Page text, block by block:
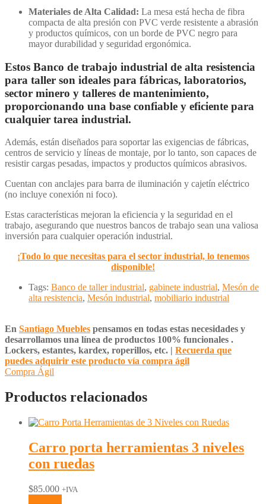
Materiales de Alta Calidad: La mesa está hecha de fibra
compacta de alta presión con PVC verde resistente a abrasión
y productos químicos, con un borde de PVC negro para
mayor durabilidad y seguridad ergonómica.
Estos Banco de trabajo industrial de alta resistencia
para taller son ideales para fábricas, laboratorios,
sector minero y talleres de mantenimiento,
proporcionando una base confiable y eficiente para
cualquier tarea industrial.
Además, están diseñados para soportar las exigencias de fábricas,
centros de servicio y líneas de montaje, por lo tanto, son capaces de
resistir cargas pesadas, impactos y productos químicos abrasivos.
Cuentan con anclajes para barra de iluminación y cajetín eléctrico
(no incluye conexión ni foco).
Estas características mejoran la eficiencia y la seguridad en el
trabajo, asegurando que nuestros bancos de trabajo sean una valiosa
inversión para cualquier operación industrial.
¡Todo lo que necesitas para el sector industrial, lo tenemos
disponible!
Tags: Banco de taller industrial, gabinete industrial, Mesón de
alta resistencia, Mesón industrial, mobiliario industrial
En Santiago Muebles pensamos en todas estas necesidades y
desarrollamos una línea de productos 100% funcionales .
Lockers, estantes, kardex, roperillos, etc. | Recuerda que
puedes adquirir este producto vía compra ágil
Compra Ágil
Productos relacionados
Carro porta herramientas 3 niveles
con ruedas
$85.000 +IVA